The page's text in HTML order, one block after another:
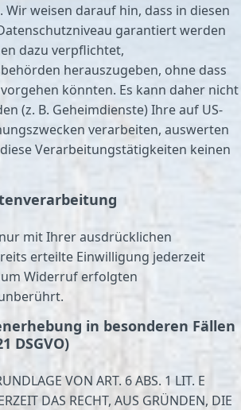
weisen darauf hin, dass in diesen
garantiert werden
dazu verpflichtet,
herauszugeben, ohne dass
könnten. Es kann daher nicht
(z. B. Geheimdienste) Ihre auf US-
verarbeiten, auswerten
Verarbeitungstätigkeiten keinen
mit Ihrer ausdrücklichen
erteilte Einwilligung jederzeit
Widerruf erfolgten
in besonderen Fällen
DSGVO)
VON ART. 6 ABS. 1 LIT. E
DAS RECHT, AUS GRÜNDEN, DIE